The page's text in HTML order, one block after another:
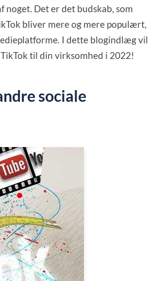
Det er det budskab, som
bliver mere og mere populært,
I dette blogindlæg vil
til din virksomhed i 2022!
sociale